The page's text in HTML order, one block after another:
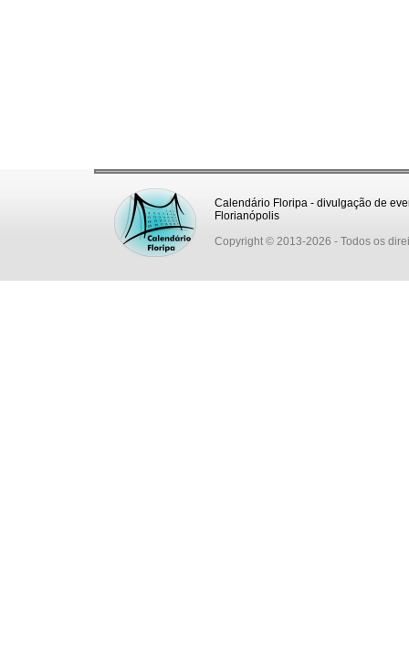
Calendário Floripa - divulgação de
Florianópolis
Copyright © 2013-2026 - Todos os